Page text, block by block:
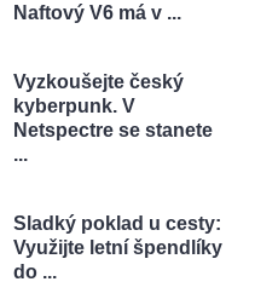
Naftový V6 má v ...
Vyzkoušejte český
kyberpunk. V
Netspectre se stanete
...
Sladký poklad u cesty:
Využijte letní špendlíky
do ...